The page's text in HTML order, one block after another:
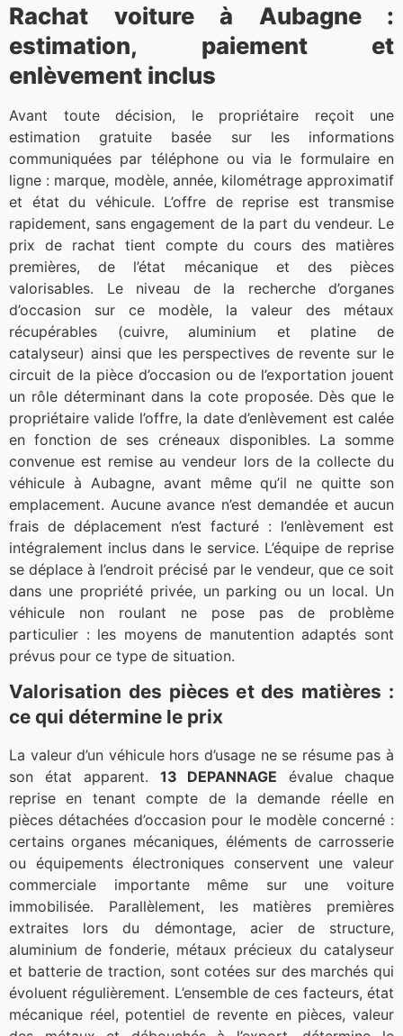
Rachat voiture à Aubagne :
estimation, paiement et
enlèvement inclus
Avant toute décision, le propriétaire reçoit une
estimation gratuite basée sur les informations
communiquées par téléphone ou via le formulaire en
ligne : marque, modèle, année, kilométrage approximatif
et état du véhicule. L’offre de reprise est transmise
rapidement, sans engagement de la part du vendeur. Le
prix de rachat tient compte du cours des matières
premières, de l’état mécanique et des pièces
valorisables. Le niveau de la recherche d’organes
d’occasion sur ce modèle, la valeur des métaux
récupérables (cuivre, aluminium et platine de
catalyseur) ainsi que les perspectives de revente sur le
circuit de la pièce d’occasion ou de l’exportation jouent
un rôle déterminant dans la cote proposée. Dès que le
propriétaire valide l’offre, la date d’enlèvement est calée
en fonction de ses créneaux disponibles. La somme
convenue est remise au vendeur lors de la collecte du
véhicule à Aubagne, avant même qu’il ne quitte son
emplacement. Aucune avance n’est demandée et aucun
frais de déplacement n’est facturé : l’enlèvement est
intégralement inclus dans le service. L’équipe de reprise
se déplace à l’endroit précisé par le vendeur, que ce soit
dans une propriété privée, un parking ou un local. Un
véhicule non roulant ne pose pas de problème
particulier : les moyens de manutention adaptés sont
prévus pour ce type de situation.
Valorisation des pièces et des matières :
ce qui détermine le prix
La valeur d’un véhicule hors d’usage ne se résume pas à
son état apparent. 13 DEPANNAGE évalue chaque
reprise en tenant compte de la demande réelle en
pièces détachées d’occasion pour le modèle concerné :
certains organes mécaniques, éléments de carrosserie
ou équipements électroniques conservent une valeur
commerciale importante même sur une voiture
immobilisée. Parallèlement, les matières premières
extraites lors du démontage, acier de structure,
aluminium de fonderie, métaux précieux du catalyseur
et batterie de traction, sont cotées sur des marchés qui
évoluent régulièrement. L’ensemble de ces facteurs, état
mécanique réel, potentiel de revente en pièces, valeur